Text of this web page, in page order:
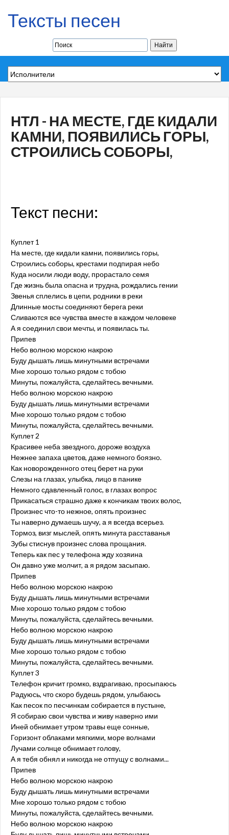
Тексты песен
НТЛ - НА МЕСТЕ, ГДЕ КИДАЛИ
КАМНИ, ПОЯВИЛИСЬ ГОРЫ,
СТРОИЛИСЬ СОБОРЫ,
Текст песни:
Куплет 1
На месте, где кидали камни, появились горы,
Строились соборы, крестами подпирая небо
Куда носили люди воду, прорастало семя
Где жизнь была опасна и трудна, рождались гении
Звенья сплелись в цепи, родники в реки
Длинные мосты соединяют берега реки
Сливаются все чувства вместе в каждом человеке
А я соединил свои мечты, и появилась ты.
Припев
Небо волною морскою накрою
Буду дышать лишь минутными встречами
Мне хорошо только рядом с тобою
Минуты, пожалуйста, сделайтесь вечными.
Небо волною морскою накрою
Буду дышать лишь минутными встречами
Мне хорошо только рядом с тобою
Минуты, пожалуйста, сделайтесь вечными.
Куплет 2
Красивее неба звездного, дороже воздуха
Нежнее запаха цветов, даже немного боязно.
Как новорожденного отец берет на руки
Слезы на глазах, улыбка, лицо в панике
Немного сдавленный голос, в глазах вопрос
Прикасаться страшно даже к кончикам твоих волос,
Произнес что-то нежное, опять произнес
Ты наверно думаешь шучу, а я всегда всерьез.
Тормоз, визг мыслей, опять минута расставанья
Зубы стиснув произнес слова прощания.
Теперь как пес у телефона жду хозяина
Он давно уже молчит, а я рядом засыпаю.
Припев
Небо волною морскою накрою
Буду дышать лишь минутными встречами
Мне хорошо только рядом с тобою
Минуты, пожалуйста, сделайтесь вечными.
Небо волною морскою накрою
Буду дышать лишь минутными встречами
Мне хорошо только рядом с тобою
Минуты, пожалуйста, сделайтесь вечными.
Куплет 3
Телефон кричит громко, вздрагиваю, просыпаюсь
Радуюсь, что скоро будешь рядом, улыбаюсь
Как песок по песчинкам собирается в пустыне,
Я собираю свои чувства и живу наверно ими
Иней обнимает утром травы еще сонные,
Горизонт облаками мягкими, море волнами
Лучами солнце обнимает голову,
А я тебя обнял и никогда не отпущу с волнами...
Припев
Небо волною морскою накрою
Буду дышать лишь минутными встречами
Мне хорошо только рядом с тобою
Минуты, пожалуйста, сделайтесь вечными.
Небо волною морскою накрою